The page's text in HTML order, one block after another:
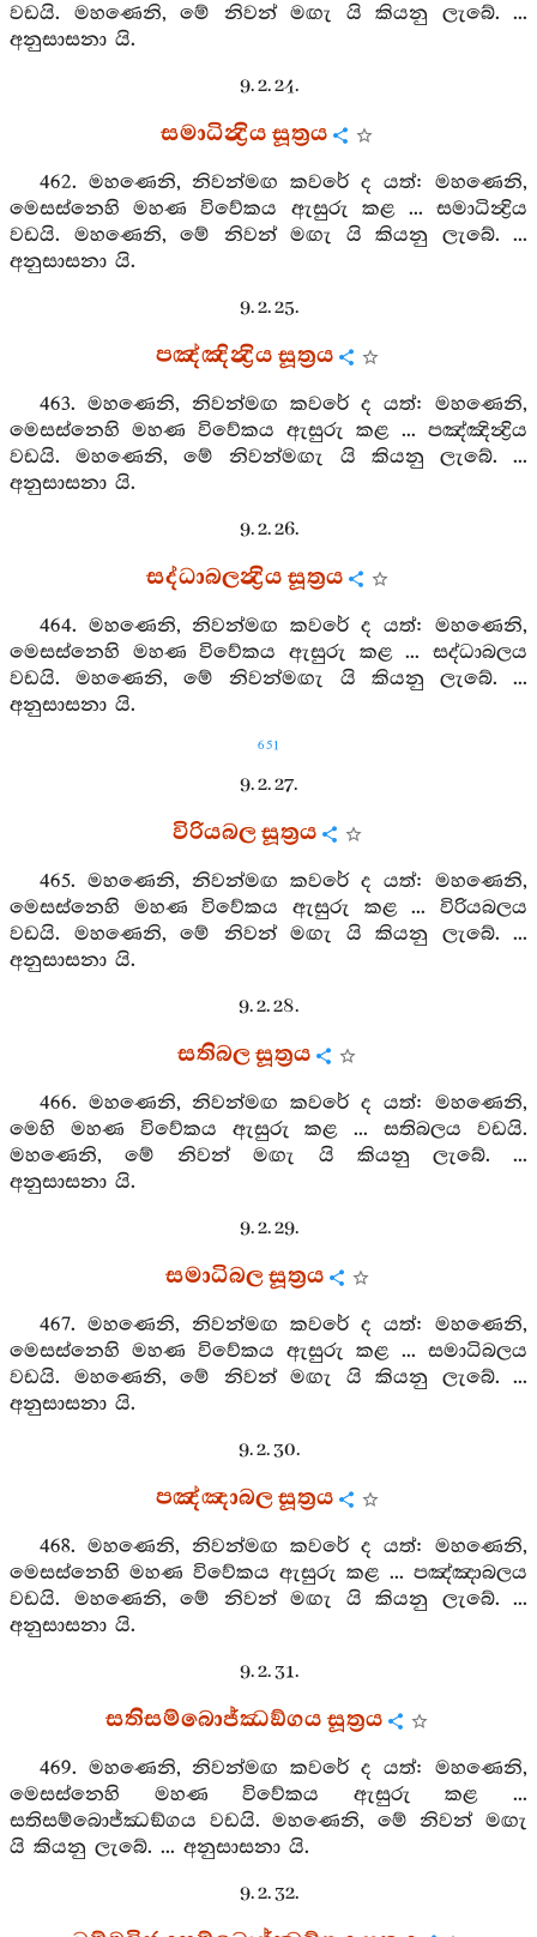
වඩයි. මහණෙනි, මේ නිවන් මඟැ යි කියනු ලැබේ. ...
අනුසාසනා යි.
9. 2. 24.
සමාධින්‍ද්‍රිය සූත්‍රය
462. මහණෙනි, නිවන්මඟ කවරේ ද යත්: මහණෙනි,
මෙසස්නෙහි මහණ විවේකය ඇසුරු කළ ... සමාධින්‍ද්‍රිය
වඩයි. මහණෙනි, මේ නිවන් මඟැ යි කියනු ලැබේ. ...
අනුසාසනා යි.
9. 2. 25.
පඤ්ඤින්‍ද්‍රිය සූත්‍රය
463. මහණෙනි, නිවන්මඟ කවරේ ද යත්: මහණෙනි,
මෙසස්නෙහි මහණ විවේකය ඇසුරු කළ ... පඤ්ඤින්‍ද්‍රිය
වඩයි. මහණෙනි, මේ නිවන්මඟැ යි කියනු ලැබේ. ...
අනුසාසනා යි.
9. 2. 26.
සද්ධාබලන්‍ද්‍රිය සූත්‍රය
464. මහණෙනි, නිවන්මඟ කවරේ ද යත්: මහණෙනි,
මෙසස්නෙහි මහණ විවේකය ඇසුරු කළ ... සද්ධාබලය
වඩයි. මහණෙනි, මේ නිවන්මඟැ යි කියනු ලැබේ. ...
අනුසාසනා යි.
651
9. 2. 27.
විරියබල සූත්‍රය
465. මහණෙනි, නිවන්මඟ කවරේ ද යත්: මහණෙනි,
මෙසස්නෙහි මහණ විවේකය ඇසුරු කළ ... විරියබලය
වඩයි. මහණෙනි, මේ නිවන් මඟැ යි කියනු ලැබේ. ...
අනුසාසනා යි.
9. 2. 28.
සතිබල සූත්‍රය
466. මහණෙනි, නිවන්මඟ කවරේ ද යත්: මහණෙනි,
මෙහි මහණ විවේකය ඇසුරු කළ ... සතිබලය වඩයි.
මහණෙනි, මේ නිවන් මඟැ යි කියනු ලැබේ. ...
අනුසාසනා යි.
9. 2. 29.
සමාධිබල සූත්‍රය
467. මහණෙනි, නිවන්මඟ කවරේ ද යත්: මහණෙනි,
මෙසස්නෙහි මහණ විවේකය ඇසුරු කළ ... සමාධිබලය
වඩයි. මහණෙනි, මේ නිවන් මඟැ යි කියනු ලැබේ. ...
අනුසාසනා යි.
9. 2. 30.
පඤ්ඤාබල සූත්‍රය
468. මහණෙනි, නිවන්මඟ කවරේ ද යත්: මහණෙනි,
මෙසස්නෙහි මහණ විවේකය ඇසුරු කළ ... පඤ්ඤාබලය
වඩයි. මහණෙනි, මේ නිවන් මඟැ යි කියනු ලැබේ. ...
අනුසාසනා යි.
9. 2. 31.
සතිසම්බොජ්ඣඞ්ගය සූත්‍රය
469. මහණෙනි, නිවන්මඟ කවරේ ද යත්: මහණෙනි,
මෙසස්නෙහි මහණ විවේකය ඇසුරු කළ ...
සතිසම්බොජ්ඣඞ්ගය වඩයි. මහණෙනි, මේ නිවන් මඟැ
යි කියනු ලැබේ. ... අනුසාසනා යි.
9. 2. 32.